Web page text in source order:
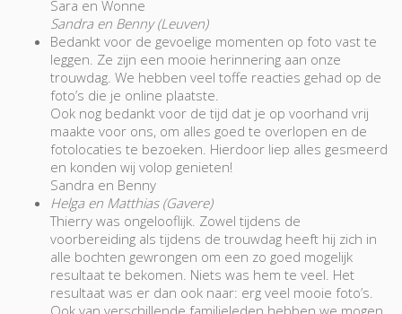
Sara en Wonne
Sandra en Benny (Leuven)
Bedankt voor de gevoelige momenten op foto vast te
leggen. Ze zijn een mooie herinnering aan onze
trouwdag. We hebben veel toffe reacties gehad op de
foto’s die je online plaatste.
Ook nog bedankt voor de tijd dat je op voorhand vrij
maakte voor ons, om alles goed te overlopen en de
fotolocaties te bezoeken. Hierdoor liep alles gesmeerd
en konden wij volop genieten!
Sandra en Benny
Helga en Matthias (Gavere)
Thierry was ongelooflijk. Zowel tijdens de
voorbereiding als tijdens de trouwdag heeft hij zich in
alle bochten gewrongen om een zo goed mogelijk
resultaat te bekomen. Niets was hem te veel. Het
resultaat was er dan ook naar: erg veel mooie foto’s.
Ook van verschillende familieleden hebben we mogen